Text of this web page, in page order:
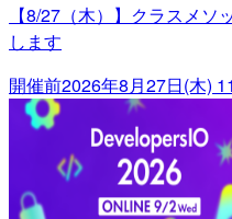
【8/27（木）】クラスメ
します
開催前2026年8月27日(木)